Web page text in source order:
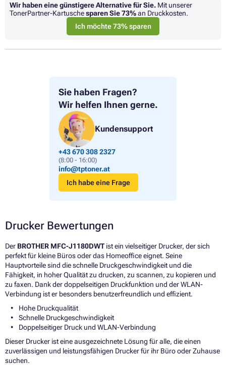
Sie haben Fragen?
Wir helfen Ihnen gerne.
Kundensupport
+43 670 308 2327
(8:00 - 16:00)
info@tptoner.at
Ich habe eine Frage
Wir haben eine günstigere Alternative für Sie. Mit unserer
TonerPartner-Kartuschesparen Sie73%an Druckkosten.
Ich möchte 73% sparen
Drucker Bewertungen
Der BROTHER MFC-J1180DWTist ein vielseitiger Drucker, der sich
perfekt für kleine Büros oder das Homeoffice eignet. Seine
Hauptvorteile sind die schnelle Druckgeschwindigkeit und die
Fähigkeit, in hoher Qualität zu drucken, zu scannen, zu kopieren und
zu faxen. Dank der doppelseitigen Druckfunktion und der WLAN-
Verbindung ist er besonders benutzerfreundlich und effizient.
Hohe Druckqualität
Schnelle Druckgeschwindigkeit
Doppelseitiger Druck und WLAN-Verbindung
Dieser Drucker ist eine ausgezeichnete Lösung für alle, die einen
zuverlässigen und leistungsfähigen Drucker für ihr Büro oder Zuhause
suchen.